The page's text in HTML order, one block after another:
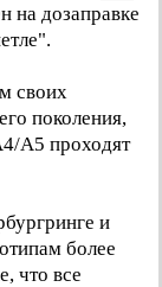
на дозаправке
своих
поколения,
A5 проходят
и
более
что все